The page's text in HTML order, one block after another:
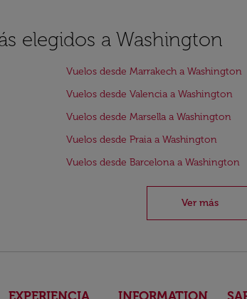
elegidos a Washington
Vuelos desde Marrakech a Washington
Vuelos desde Valencia a Washington
Vuelos desde Marsella a Washington
Vuelos desde Praia a Washington
Vuelos desde Barcelona a Washington
Ver más